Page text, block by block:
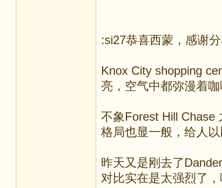
:si27恭喜西蒙，感谢
Knox City shopping
亮，空气中都弥漫着
不象Forest Hill Chase
格局也显一般，给人
昨天又是刚去了
对比实在是太强烈了